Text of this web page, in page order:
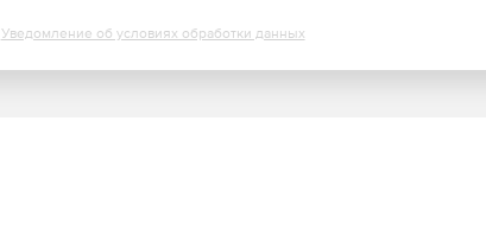
Уведомление об условиях обработки данных